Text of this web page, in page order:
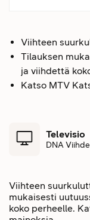
Viihteen
Tilauksen
ja viihdettä
Katso MTV
Televisio
DNA
Viihteen
mukaisesti
koko perheelle.